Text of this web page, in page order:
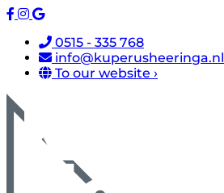
0515 - 335 768
info@kuperusheeringa.nl
To our website ›